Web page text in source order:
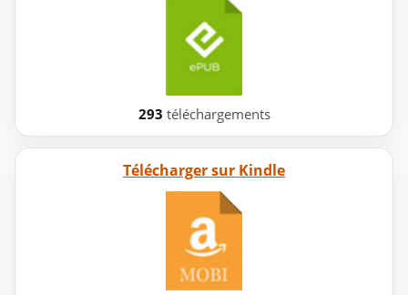
293 téléchargements
Télécharger sur Kindle